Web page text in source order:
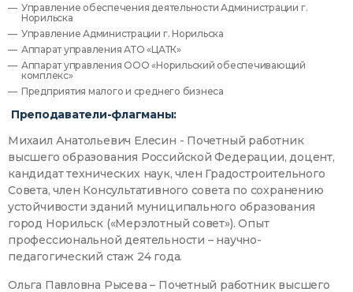
Управление обеспечения деятельности Администрации г.
Норильска
Управление Администрации г. Норильска
Аппарат управления АТО «ЦАТК»
Аппарат управления ООО «Норильский обеспечивающий
комплекс»
Предприятия малого и среднего бизнеса
Преподаватели-флагманы:
Михаил Анатольевич Елесин - Почетный работник
высшего образования Российской Федерации, доцент,
кандидат технических наук, член Градостроительного
Совета, член Консультативного совета по сохранению
устойчивости зданий муниципального образования
город Норильск («Мерзлотный совет»). Опыт
профессиональной деятельности – научно-
педагогический стаж 24 года.
Ольга Павловна Рысева – Почетный работник высшего